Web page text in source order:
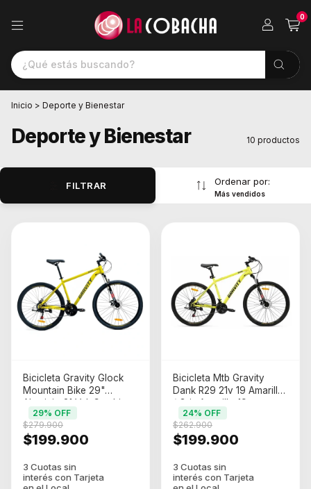
0
Inicio > Deporte y Bienestar
Deporte y Bienestar 10 productos
FILTRAR Ordenar por:
Más vendidos
Bicicleta Gravity Glock
Mountain Bike 29"
Aluminio 21 Vel. Cambios
Saiguan Color Naranja
(GR-BMGGNN1
$199.900
$279.900
29% OFF
Bicicleta Mtb Gravity
Dank R29 21v 19 Amarilla
/ Gris Amarillo 19
$199.900
$262.900
24% OFF